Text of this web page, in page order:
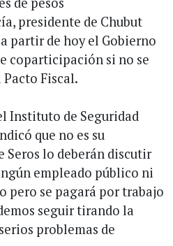
presidente de Chubut
partir de hoy el Gobierno
coparticipación si no se
Fiscal.
Instituto de Seguridad
que no es su
Seros lo deberán discutir
empleado público ni
pero se pagará por trabajo
seguir tirando la
problemas de